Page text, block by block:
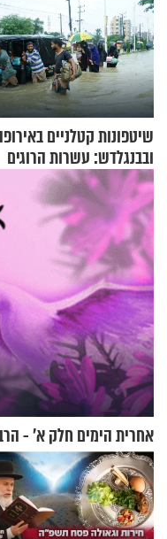
שיטפונות קטלניים
ובבנגלדש: עשרות הרוגים
ומיליון נפגעים
אחרית הימים חלק א’ -